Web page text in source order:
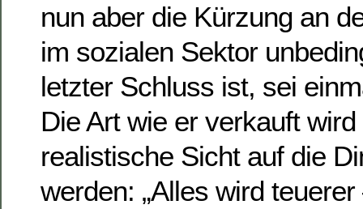
nun aber die Kürzung an
im sozialen Sektor
letzter Schluss ist, sei
Die Art wie er verkauft
realistische Sicht auf die
werden: „Alles wird